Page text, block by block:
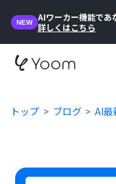
NEW
AIワーカー機能であ
詳しくはこちら
トップ ブログ AI最